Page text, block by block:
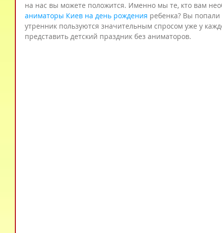
на нас вы можете положится. Именно мы те, кто вам
аниматоры Киев на день рождения ребенка? Вы
утренник пользуются значительным спросом уже у
представить детский праздник без аниматоров.